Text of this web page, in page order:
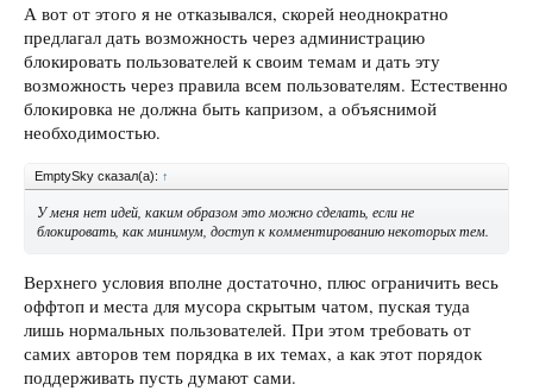
А вот от этого я не отказывался, скорей неоднократно
предлагал дать возможность через администрацию
блокировать пользователей к своим темам и дать эту
возможность через правила всем пользователям. Естественно
блокировка не должна быть капризом, а объяснимой
необходимостью.
EmptySky сказал(а): ↑
У меня нет идей, каким образом это можно сделать, если не
блокировать, как минимум, доступ к комментированию некоторых тем.
Верхнего условия вполне достаточно, плюс ограничить весь
оффтоп и места для мусора скрытым чатом, пуская туда
лишь нормальных пользователей. При этом требовать от
самих авторов тем порядка в их темах, а как этот порядок
поддерживать пусть думают сами.